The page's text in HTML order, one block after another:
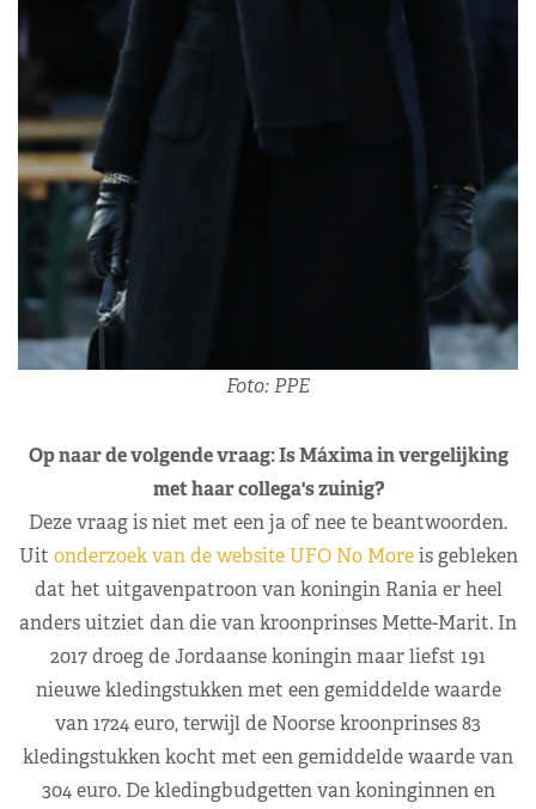
Foto: PPE
Op naar de volgende vraag: Is Máxima in vergelijking
met haar collega's zuinig?
Deze vraag is niet met een ja of nee te beantwoorden.
Uit onderzoek van de website UFO No Moreis gebleken
dat het uitgavenpatroon van koningin Rania er heel
anders uitziet dan die van kroonprinses Mette-Marit. In
2017 droeg de Jordaanse koningin maar liefst 191
nieuwe kledingstukken met een gemiddelde waarde
van 1724 euro, terwijl de Noorse kroonprinses 83
kledingstukken kocht met een gemiddelde waarde van
304 euro. De kledingbudgetten van koninginnen en